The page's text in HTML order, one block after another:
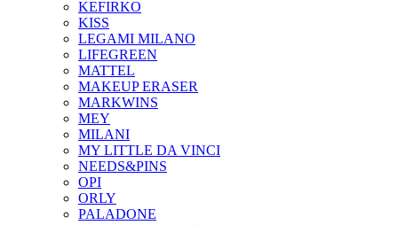
KEFIRKO
KISS
LEGAMI MILANO
LIFEGREEN
MATTEL
MAKEUP ERASER
MARKWINS
MEY
MILANI
MY LITTLE DA VINCI
NEEDS&PINS
OPI
ORLY
PALADONE